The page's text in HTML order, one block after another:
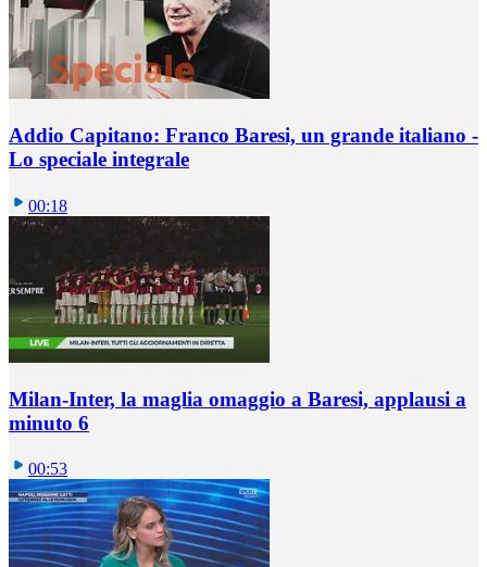
Addio Capitano: Franco Baresi, un grande italiano -
Lo speciale integrale
00:18
Milan-Inter, la maglia omaggio a Baresi, applausi a
minuto 6
00:53